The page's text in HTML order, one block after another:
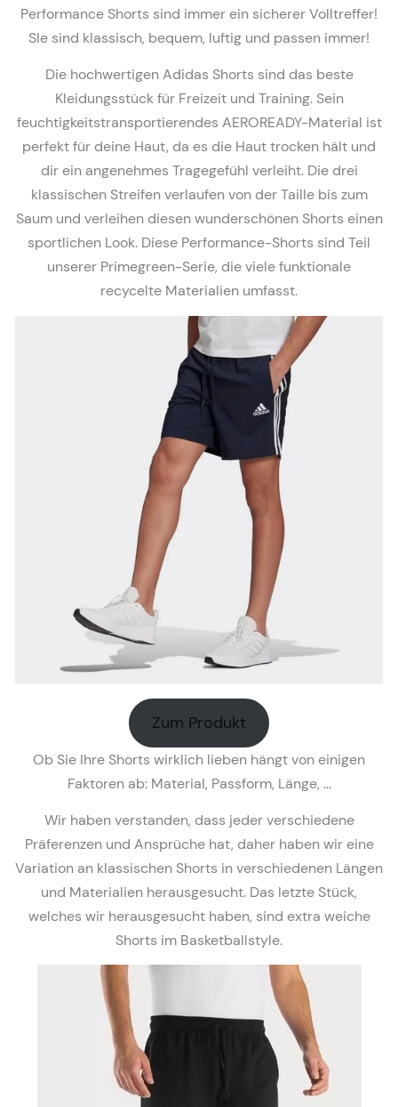
Performance Shorts sind immer ein sicherer Volltreffer!
SIe sind klassisch, bequem, luftig und passen immer!
Die hochwertigen Adidas Shorts sind das beste
Kleidungsstück für Freizeit und Training. Sein
feuchtigkeitstransportierendes AEROREADY-Material ist
perfekt für deine Haut, da es die Haut trocken hält und
dir ein angenehmes Tragegefühl verleiht. Die drei
klassischen Streifen verlaufen von der Taille bis zum
Saum und verleihen diesen wunderschönen Shorts einen
sportlichen Look. Diese Performance-Shorts sind Teil
unserer Primegreen-Serie, die viele funktionale
recycelte Materialien umfasst.
Zum Produkt
Ob Sie Ihre Shorts wirklich lieben hängt von einigen
Faktoren ab: Material, Passform, Länge, …
Wir haben verstanden, dass jeder verschiedene
Präferenzen und Ansprüche hat, daher haben wir eine
Variation an klassischen Shorts in verschiedenen Längen
und Materialien herausgesucht. Das letzte Stück,
welches wir herausgesucht haben, sind extra weiche
Shorts im Basketballstyle.